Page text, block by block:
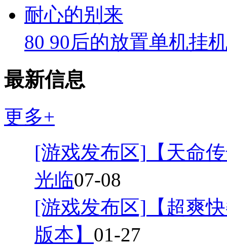
80 90后的放置单机挂
最新信息
更多+
[游戏发布区] 【天命
光临07-08
[游戏发布区] 【超爽
版本】 01-27